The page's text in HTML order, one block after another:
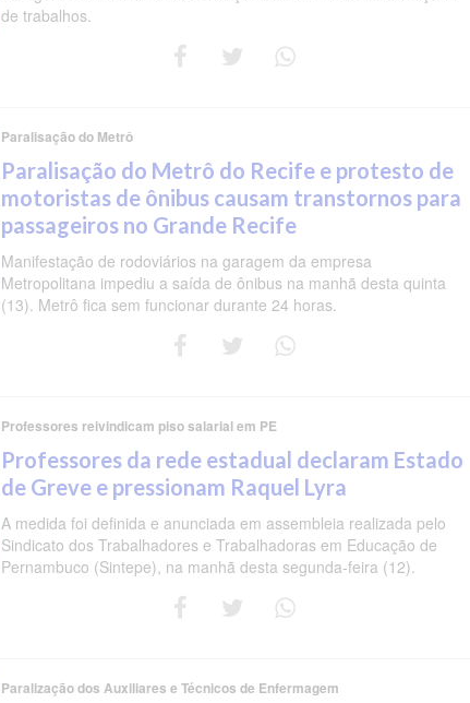
de trabalhos.
Paralisação do Metrô
Paralisação do Metrô do Recife e protesto de
motoristas de ônibus causam transtornos para
passageiros no Grande Recife
Manifestação de rodoviários na garagem da empresa
Metropolitana impediu a saída de ônibus na manhã desta quinta
(13). Metrô fica sem funcionar durante 24 horas.
Professores reivindicam piso salarial em PE
Professores da rede estadual declaram Estado
de Greve e pressionam Raquel Lyra
A medida foi definida e anunciada em assembleia realizada pelo
Sindicato dos Trabalhadores e Trabalhadoras em Educação de
Pernambuco (Sintepe), na manhã desta segunda-feira (12).
Paralização dos Auxiliares e Técnicos de Enfermagem